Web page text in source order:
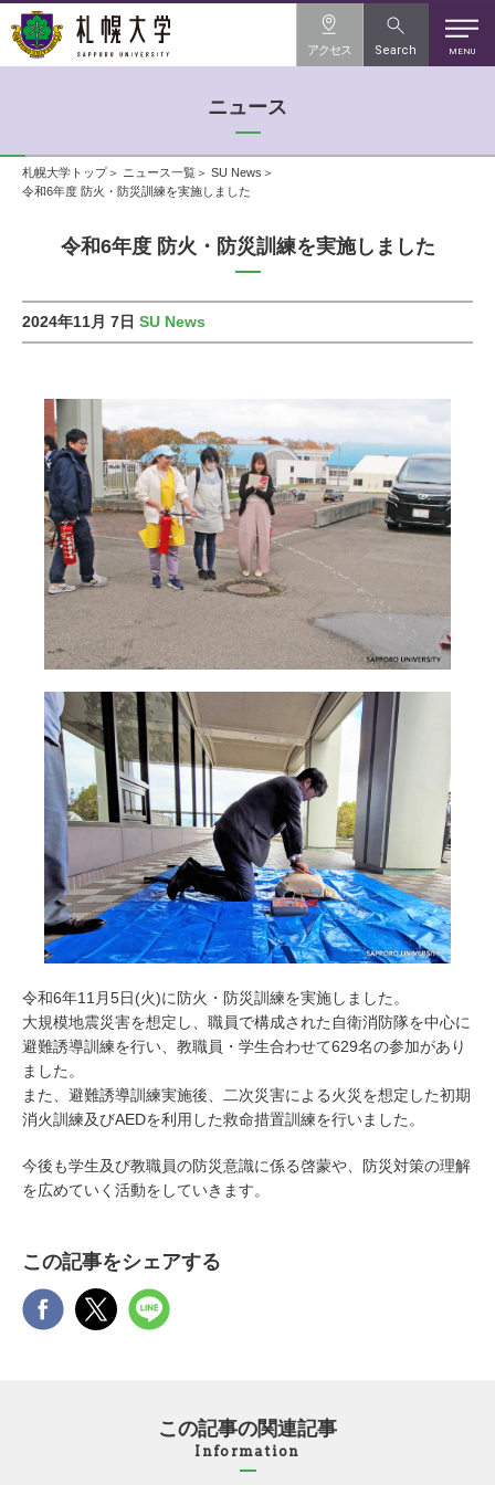
MENU
アクセス Search
ニュース
札幌大学トップ ニュース一覧
SU News
令和6年度 防火・防災訓練を実施しました
令和6年度 防火・防災訓練を実施しました
2024年11月 7日 SU News
令和6年11月5日(火)に防火・防災訓練を実施しました。
大規模地震災害を想定し、職員で構成された自衛消防隊を中心に
避難誘導訓練を行い、教職員・学生合わせて629名の参加があり
ました。
また、避難誘導訓練実施後、二次災害による火災を想定した初期
消火訓練及びAEDを利用した救命措置訓練を行いました。
今後も学生及び教職員の防災意識に係る啓蒙や、防災対策の理解
を広めていく活動をしていきます。
この記事をシェアする
この記事の関連記事
Information